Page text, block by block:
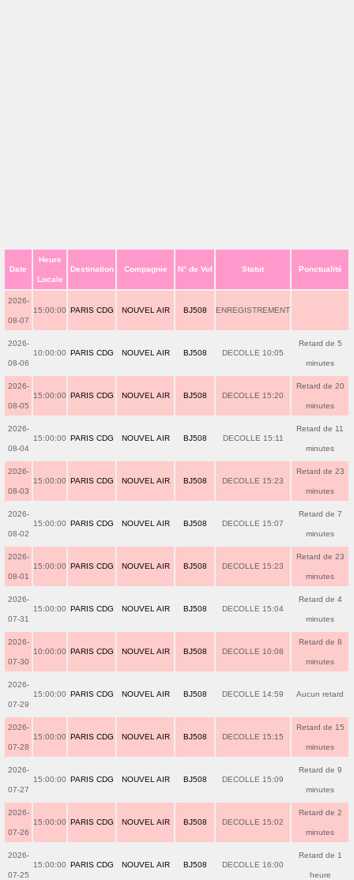
Date
Heure
Locale
Destination Compagnie N° de Vol Statut Ponctualité
2026-
08-07
15:00:00 PARIS CDG NOUVEL AIR BJ508 ENREGISTREMENT
2026-
08-06
10:00:00 PARIS CDG NOUVEL AIR BJ508 DECOLLE 10:05
Retard de 5
minutes
2026-
08-05
15:00:00 PARIS CDG NOUVEL AIR BJ508 DECOLLE 15:20
Retard de 20
minutes
2026-
08-04
15:00:00 PARIS CDG NOUVEL AIR BJ508 DECOLLE 15:11
Retard de 11
minutes
2026-
08-03
15:00:00 PARIS CDG NOUVEL AIR BJ508 DECOLLE 15:23
Retard de 23
minutes
2026-
08-02
15:00:00 PARIS CDG NOUVEL AIR BJ508 DECOLLE 15:07
Retard de 7
minutes
2026-
08-01
15:00:00 PARIS CDG NOUVEL AIR BJ508 DECOLLE 15:23
Retard de 23
minutes
2026-
07-31
15:00:00 PARIS CDG NOUVEL AIR BJ508 DECOLLE 15:04
Retard de 4
minutes
2026-
07-30
10:00:00 PARIS CDG NOUVEL AIR BJ508 DECOLLE 10:08
Retard de 8
minutes
2026-
07-29
15:00:00 PARIS CDG NOUVEL AIR BJ508 DECOLLE 14:59 Aucun retard
2026-
07-28
15:00:00 PARIS CDG NOUVEL AIR BJ508 DECOLLE 15:15
Retard de 15
minutes
2026-
07-27
15:00:00 PARIS CDG NOUVEL AIR BJ508 DECOLLE 15:09
Retard de 9
minutes
2026-
07-26
15:00:00 PARIS CDG NOUVEL AIR BJ508 DECOLLE 15:02
Retard de 2
minutes
2026-
07-25
15:00:00 PARIS CDG NOUVEL AIR BJ508 DECOLLE 16:00
Retard de 1
heure